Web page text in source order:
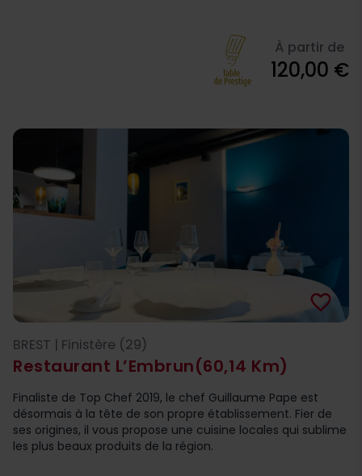
À partir de
120,00 €
Restaurant L’Embrun(60,14 Km)
favorite_border
BREST | Finistère (29)
Finaliste de Top Chef 2019, le chef Guillaume Pape est
désormais à la tête de son propre établissement. Fier de
ses origines, il vous propose une cuisine locales qui sublime
les plus beaux produits de la région.